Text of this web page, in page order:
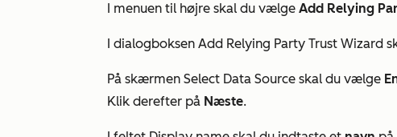
I menuen til højre skal du vælge Add Relying
I dialogboksen Add Relying Party Trust Wizard
På skærmen Select Data Source skal du vælge
Klik derefter på Næste.